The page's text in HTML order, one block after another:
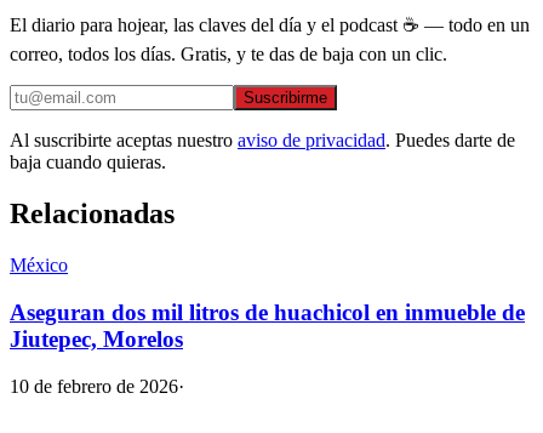
El diario para hojear, las claves del día y el podcast ☕ — todo en un
correo, todos los días. Gratis, y te das de baja con un clic.
Suscribirme
Al suscribirte aceptas nuestro aviso de privacidad. Puedes darte de
baja cuando quieras.
Relacionadas
México
Aseguran dos mil litros de huachicol en inmueble de
Jiutepec, Morelos
10 de febrero de 2026·